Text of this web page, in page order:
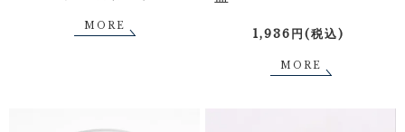
MORE
1,936円(税込)
MORE